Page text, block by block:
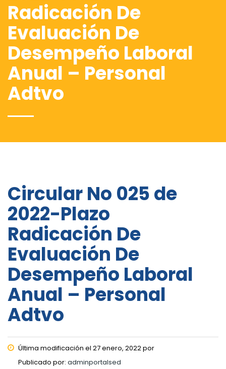
Radicación De
Evaluación De
Desempeño Laboral
Anual – Personal
Adtvo
Circular No 025 de
2022-Plazo
Radicación De
Evaluación De
Desempeño Laboral
Anual – Personal
Adtvo
Última modificación el 27 enero, 2022 por
Publicado por: adminportalsed